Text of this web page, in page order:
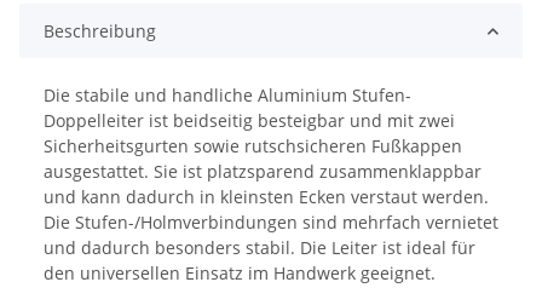
Beschreibung
Die stabile und handliche Aluminium Stufen-
Doppelleiter ist beidseitig besteigbar und mit zwei
Sicherheitsgurten sowie rutschsicheren Fußkappen
ausgestattet. Sie ist platzsparend zusammenklappbar
und kann dadurch in kleinsten Ecken verstaut werden.
Die Stufen-/Holmverbindungen sind mehrfach vernietet
und dadurch besonders stabil. Die Leiter ist ideal für
den universellen Einsatz im Handwerk geeignet.